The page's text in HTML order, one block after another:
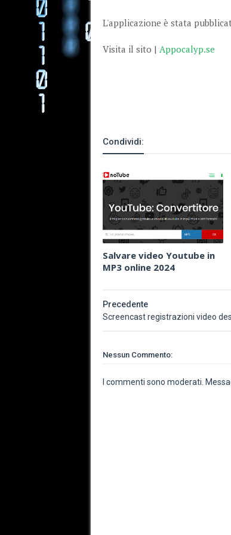
L'applicazione è stata
Visita il sito | Appocalyp.se
Condividi:
Salvare video Youtube in
MP3 online 2024
Precedente
Screencast registrazioni video
Nessun Commento:
I commenti sono moderati.